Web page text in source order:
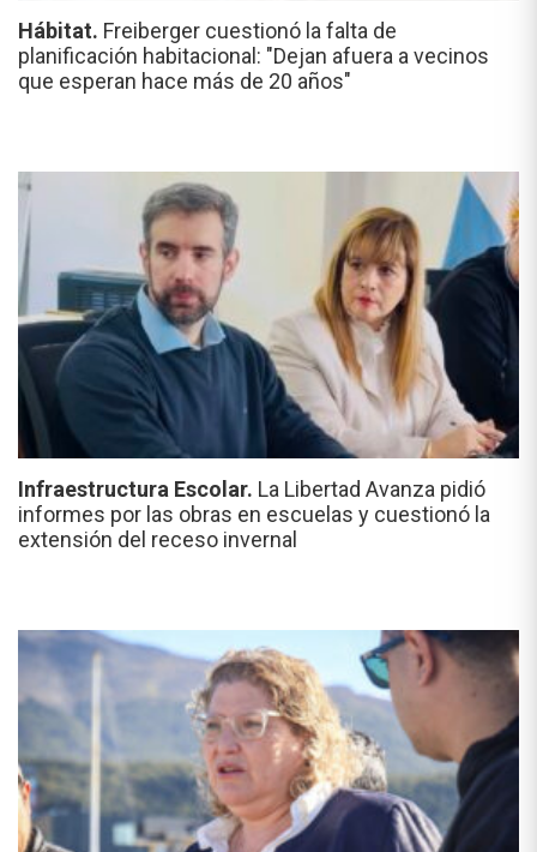
Hábitat. Freiberger cuestionó la falta de
planificación habitacional: "Dejan afuera a vecinos
que esperan hace más de 20 años"
Infraestructura Escolar. La Libertad Avanza pidió
informes por las obras en escuelas y cuestionó la
extensión del receso invernal